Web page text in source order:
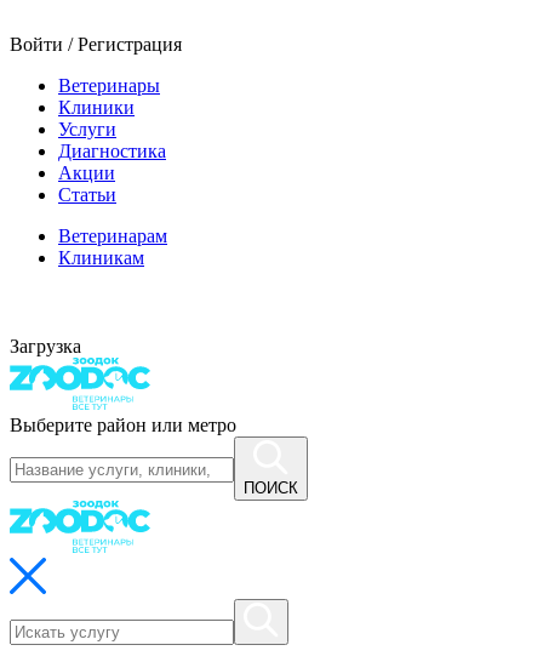
Войти / Регистрация
Ветеринары
Клиники
Услуги
Диагностика
Акции
Статьи
Ветеринарам
Клиникам
Загрузка
Выберите район или метро
ПОИСК